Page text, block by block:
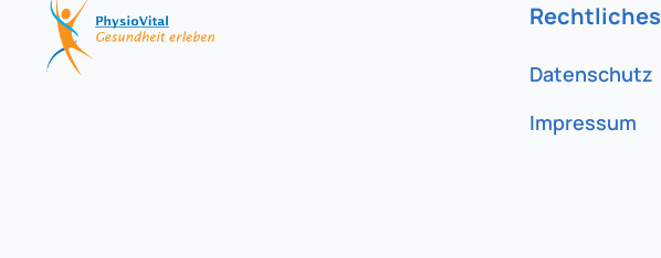
Rechtliches
Datenschutz
Impressum